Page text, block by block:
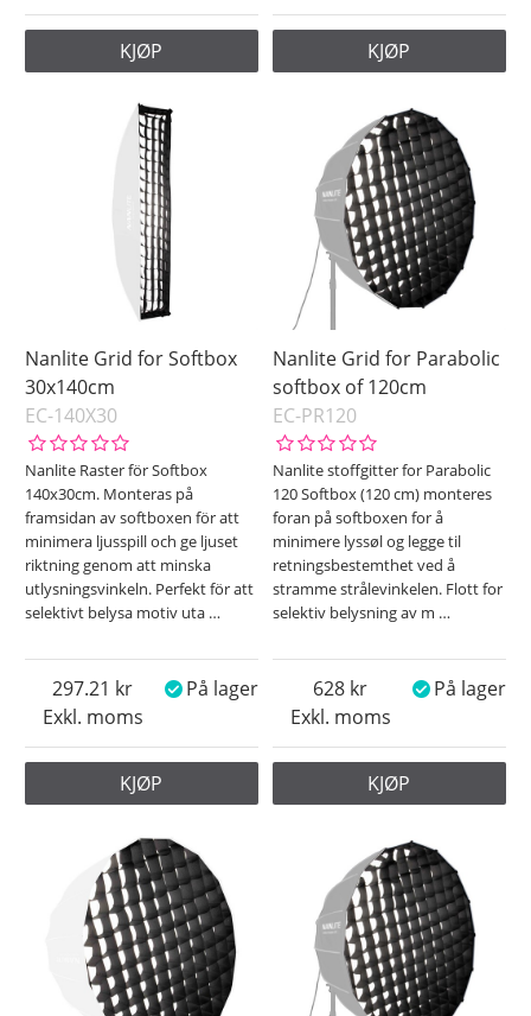
KJØP KJØP
Nanlite Grid for Softbox
30x140cm
EC-140X30
Nanlite Raster för Softbox
140x30cm. Monteras på
framsidan av softboxen för att
minimera ljusspill och ge ljuset
riktning genom att minska
utlysningsvinkeln. Perfekt för att
selektivt belysa motiv uta …
Exkl. moms
297.21 På lager
KJØP
Nanlite Grid for Parabolic
softbox of 120cm
EC-PR120
Nanlite stoffgitter for Parabolic
120 Softbox (120 cm) monteres
foran på softboxen for å
minimere lyssøl og legge til
retningsbestemthet ved å
stramme strålevinkelen. Flott for
selektiv belysning av m …
Exkl. moms
628 På lager
KJØP